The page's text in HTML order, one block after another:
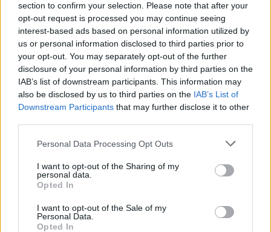
section to confirm your selection. Please note that after your
opt-out request is processed you may continue seeing
interest-based ads based on personal information utilized by
us or personal information disclosed to third parties prior to
your opt-out. You may separately opt-out of the further
disclosure of your personal information by third parties on the
IAB’s list of downstream participants. This information may
also be disclosed by us to third parties on the IAB’s List of
Downstream Participants that may further disclose it to other
Please note that this website/app uses one or more Google
not limited to your visit or usage behaviour. You may click to
grant or deny consent to Google and its third-party tags to
use your data for below specified purposes in below Google
consent section.
Personal Data Processing Opt Outs
I want to opt-out of the Sharing of my
personal data.
Opted In
I want to opt-out of the Sale of my
Personal Data.
Opted In